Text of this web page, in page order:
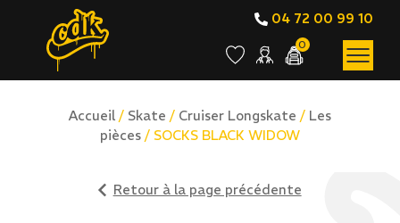
04 72 00 99 10
0
Accueil / Skate / Cruiser Longskate / Les
pièces / SOCKS BLACK WIDOW
Retour à la page précédente